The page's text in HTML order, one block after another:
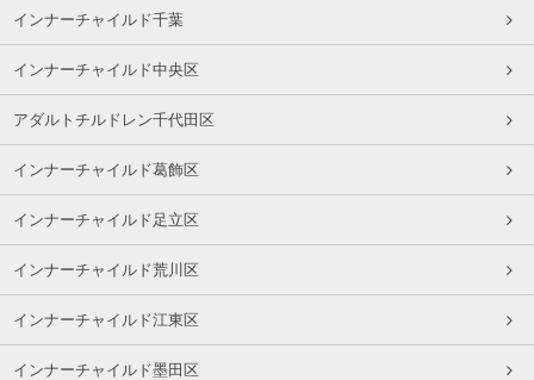
インナーチャイルド千葉
インナーチャイルド中央区
アダルトチルドレン千代田区
インナーチャイルド葛飾区
インナーチャイルド足立区
インナーチャイルド荒川区
インナーチャイルド江東区
インナーチャイルド墨田区